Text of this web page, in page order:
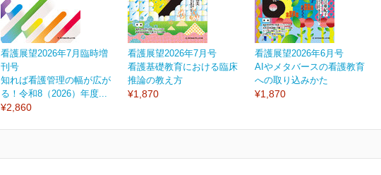
看護展望2026年7月臨時増
刊号
知れば看護管理の幅が広が
る！令和8（2026）年度...
¥2,860
看護展望2026年7月号
看護基礎教育における臨床
推論の教え方
¥1,870
看護展望2026年6月号
AIやメタバースの看護教育
への取り込みかた
¥1,870